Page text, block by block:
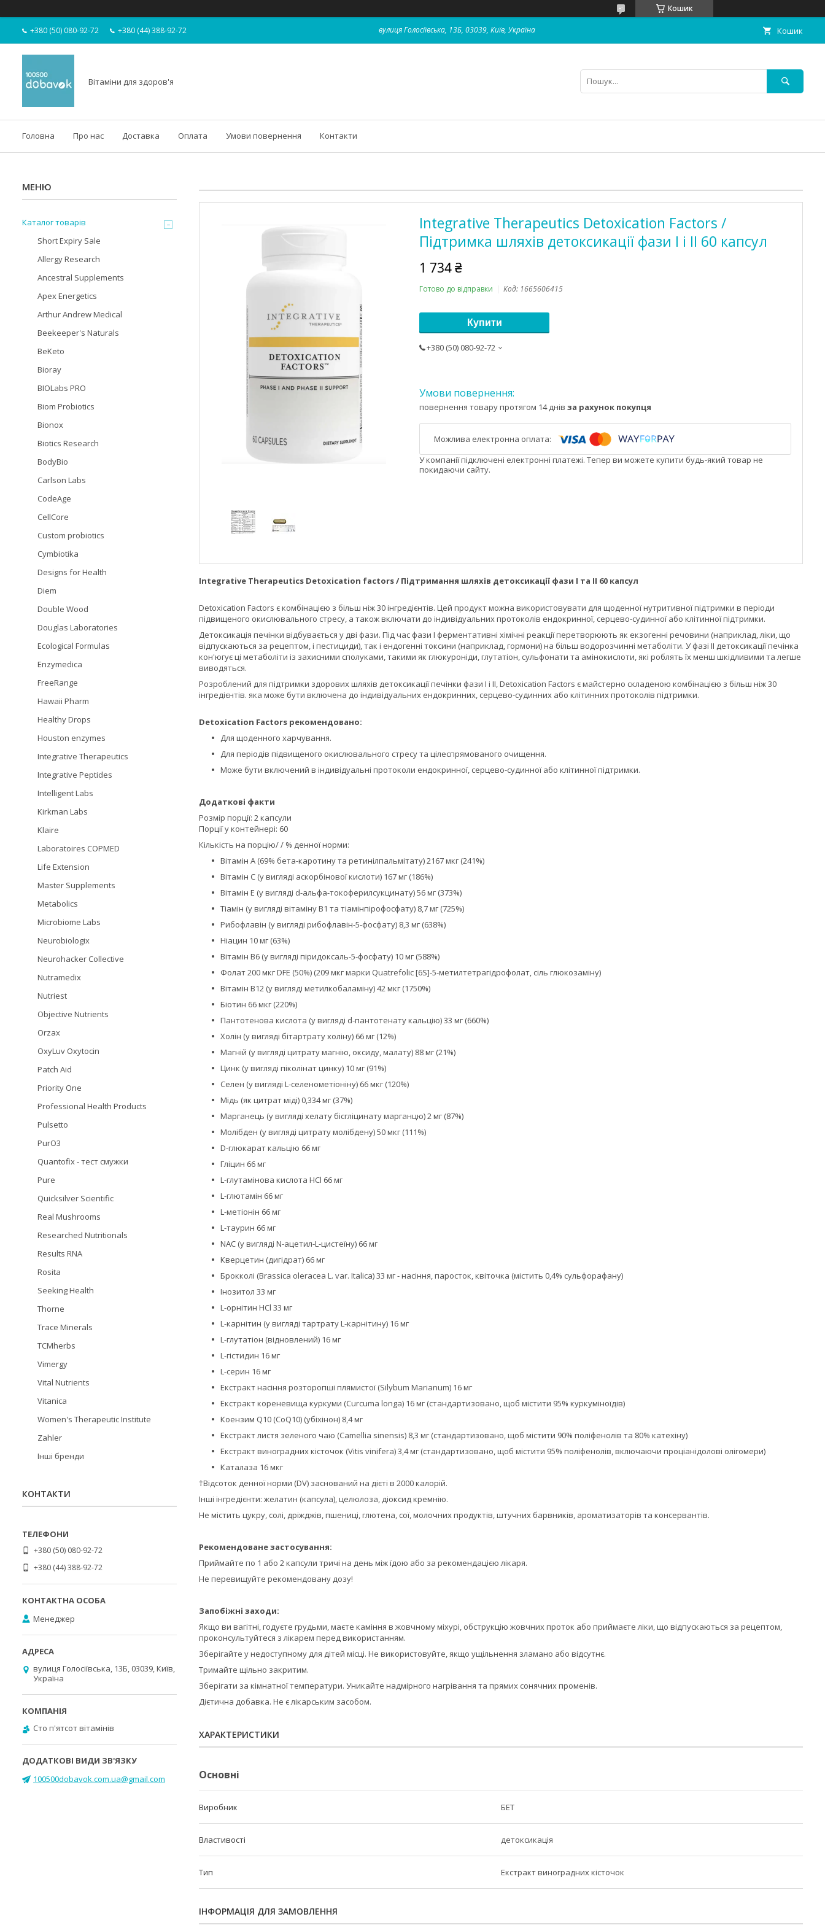
Кошик
+380 (50) 080-92-72 +380 (44) 388-92-72 вулиця Голосіївська, 13Б, 03039, Київ, Україна Кошик
Вітаміни для здоров'я
Головна Про нас Доставка Оплата Умови повернення Контакти
Integrative Therapeutics Detoxication Factors /
Підтримка шляхів детоксикації фази I і II 60 капсул
1 734 ₴
Готово до відправки Код: 1665606415
Купити
+380 (50) 080-92-72
повернення товару протягом 14 днів за рахунок покупця
У компанії підключені електронні платежі. Тепер ви можете купити будь-який товар не
покидаючи сайту.
Integrative Therapeutics Detoxication factors / Підтримання шляхів детоксикації фази I та II 60 капсул
Detoxication Factors є комбінацією з більш ніж 30 інгредієнтів. Цей продукт можна використовувати для щоденної нутритивної підтримки в періоди
підвищеного окислювального стресу, а також включати до індивідуальних протоколів ендокринної, серцево-судинної або клітинної підтримки.
Детоксикація печінки відбувається у дві фази. Під час фази I ферментативні хімічні реакції перетворюють як екзогенні речовини (наприклад, ліки, що
відпускаються за рецептом, і пестициди), так і ендогенні токсини (наприклад, гормони) на більш водорозчинні метаболіти. У фазі II детоксикації печінка
кон'югує ці метаболіти із захисними сполуками, такими як глюкуроніди, глутатіон, сульфонати та амінокислоти, які роблять їх менш шкідливими та легше
виводяться.
Розроблений для підтримки здорових шляхів детоксикації печінки фази I і II, Detoxication Factors є майстерно складеною комбінацією з більш ніж 30
інгредієнтів. яка може бути включена до індивідуальних ендокринних, серцево-судинних або клітинних протоколів підтримки.
Detoxication Factors рекомендовано:
Для щоденного харчування.
Для періодів підвищеного окислювального стресу та цілеспрямованого очищення.
Може бути включений в індивідуальні протоколи ендокринної, серцево-судинної або клітинної підтримки.
Додаткові факти
Розмір порції: 2 капсули
Порції у контейнері: 60
Кількість на порцію/ / % денної норми:
Вітамін А (69% бета-каротину та ретинілпальмітату) 2167 мкг (241%)
Вітамін С (у вигляді аскорбінової кислоти) 167 мг (186%)
Вітамін Е (у вигляді d-альфа-токоферилсукцинату) 56 мг (373%)
Тіамін (у вигляді вітаміну B1 та тіамінпірофосфату) 8,7 мг (725%)
Рибофлавін (у вигляді рибофлавін-5-фосфату) 8,3 мг (638%)
Ніацин 10 мг (63%)
Вітамін B6 (у вигляді піридоксаль-5-фосфату) 10 мг (588%)
Фолат 200 мкг DFE (50%) (209 мкг марки Quatrefolic [6S]-5-метилтетрагідрофолат, сіль глюкозаміну)
Вітамін B12 (у вигляді метилкобаламіну) 42 мкг (1750%)
Біотин 66 мкг (220%)
Пантотенова кислота (у вигляді d-пантотенату кальцію) 33 мг (660%)
Холін (у вигляді бітартрату холіну) 66 мг (12%)
Магній (у вигляді цитрату магнію, оксиду, малату) 88 мг (21%)
Цинк (у вигляді піколінат цинку) 10 мг (91%)
Селен (у вигляді L-селенометіоніну) 66 мкг (120%)
Мідь (як цитрат міді) 0,334 мг (37%)
Марганець (у вигляді хелату бісгліцинату марганцю) 2 мг (87%)
Молібден (у вигляді цитрату молібдену) 50 мкг (111%)
D-глюкарат кальцію 66 мг
Гліцин 66 мг
L-глутамінова кислота HCl 66 мг
L-глютамін 66 мг
L-метіонін 66 мг
L-таурин 66 мг
NAC (у вигляді N-ацетил-L-цистеїну) 66 мг
Кверцетин (дигідрат) 66 мг
Брокколі (Brassica oleracea L. var. Italica) 33 мг - насіння, паросток, квіточка (містить 0,4% сульфорафану)
Інозитол 33 мг
L-орнітин HCl 33 мг
L-карнітин (у вигляді тартрату L-карнітину) 16 мг
L-глутатіон (відновлений) 16 мг
L-гістидин 16 мг
L-серин 16 мг
Екстракт насіння розторопші плямистої (Silybum Marianum) 16 мг
Екстракт кореневища куркуми (Curcuma longa) 16 мг (стандартизовано, щоб містити 95% куркуміноїдів)
Коензим Q10 (CoQ10) (убіхінон) 8,4 мг
Екстракт листя зеленого чаю (Camellia sinensis) 8,3 мг (стандартизовано, щоб містити 90% поліфенолів та 80% катехіну)
Екстракт виноградних кісточок (Vitis vinifera) 3,4 мг (стандартизовано, щоб містити 95% поліфенолів, включаючи проціанідолові олігомери)
Каталаза 16 мкг
†Відсоток денної норми (DV) заснований на дієті в 2000 калорій.
Інші інгредієнти: желатин (капсула), целюлоза, діоксид кремнію.
Не містить цукру, солі, дріжджів, пшениці, глютена, сої, молочних продуктів, штучних барвників, ароматизаторів та консервантів.
Рекомендоване застосування:
Приймайте по 1 або 2 капсули тричі на день між їдою або за рекомендацією лікаря.
Не перевищуйте рекомендовану дозу!
Запобіжні заходи:
Якщо ви вагітні, годуєте грудьми, маєте каміння в жовчному міхурі, обструкцію жовчних проток або приймаєте ліки, що відпускаються за рецептом,
проконсультуйтеся з лікарем перед використанням.
Зберігайте у недоступному для дітей місці. Не використовуйте, якщо ущільнення зламано або відсутнє.
Тримайте щільно закритим.
Зберігати за кімнатної температури. Уникайте надмірного нагрівання та прямих сонячних променів.
Дієтична добавка. Не є лікарським засобом.
ХАРАКТЕРИСТИКИ
Основні
Виробник БЕТ
Властивості детоксикація
Тип Екстракт виноградних кісточок
ІНФОРМАЦІЯ ДЛЯ ЗАМОВЛЕННЯ
Каталог товарів
Short Expiry Sale
Allergy Research
Ancestral Supplements
Apex Energetics
Arthur Andrew Medical
Beekeeper's Naturals
BeKeto
Bioray
BIOLabs PRO
Biom Probiotics
Bionox
Biotics Research
BodyBio
Carlson Labs
CodeAge
CellCore
Custom probiotics
Cymbiotika
Designs for Health
Diem
Double Wood
Douglas Laboratories
Ecological Formulas
Enzymedica
FreeRange
Hawaii Pharm
Healthy Drops
Houston enzymes
Integrative Therapeutics
Integrative Peptides
Intelligent Labs
Kirkman Labs
Klaire
Laboratoires COPMED
Life Extension
Master Supplements
Metabolics
Microbiome Labs
Neurobiologix
Neurohacker Collective
Nutramedix
Nutriest
Objective Nutrients
Orzax
OxyLuv Oxytocin
Patch Aid
Priority One
Professional Health Products
Pulsetto
PurO3
Quantofix - тест смужки
Pure
Quicksilver Scientific
Real Mushrooms
Researched Nutritionals
Results RNA
Rosita
Seeking Health
Thorne
Trace Minerals
TCMherbs
Vimergy
Vital Nutrients
Vitanica
Women's Therapeutic Institute
Zahler
Інші бренди
КОНТАКТИ
+380 (50) 080-92-72
+380 (44) 388-92-72
Менеджер
вулиця Голосіївська, 13Б, 03039, Київ,
Україна
Cто п'ятсот вітамінів
100500dobavok.com.ua@gmail.com